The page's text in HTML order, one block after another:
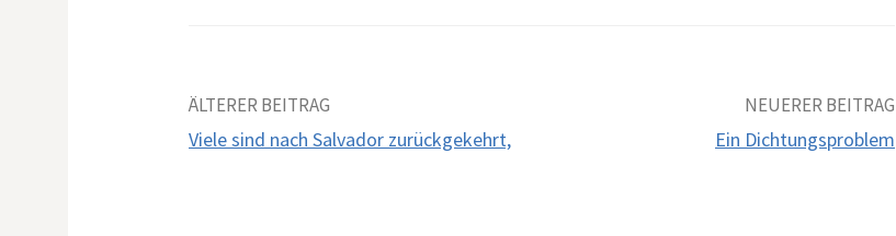
Beitrags-
ÄLTERER BEITRAG
Viele sind nach Salvador zurückgekehrt,
NEUERER BEITRAG
Ein Dichtungsproblem